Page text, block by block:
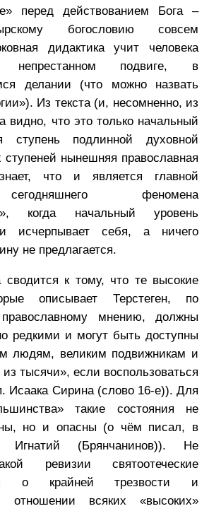
перед действованием Бога –
богословию совсем
дидактика учит человека
подвиге, в
делании (что можно назвать
Из текста (и, несомненно, из
видно, что это только начальный
ступень подлинной духовной
нынешняя православная
что и является главной
феномена
когда начальный уровень
исчерпывает себя, а ничего
не предлагается.
сводится к тому, что те высокие
описывает Терстеген, по
мнению, должны
редкими и могут быть доступны
людям, великим подвижникам и
тысячи», если воспользоваться
Исаака Сирина (слово 16-е)). Для
такие состояния не
но и опасны (о чём писал, в
Игнатий (Брянчанинов)). Не
ревизии святоотеческие
о крайней трезвости и
отношении всяких «высоких»